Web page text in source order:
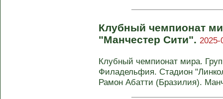
Клубный чемпионат
"Манчестер Сити". 2025-
Клубный чемпионат мира.
Филадельфия. Стадион
Рамон Абатти (Бразилия).